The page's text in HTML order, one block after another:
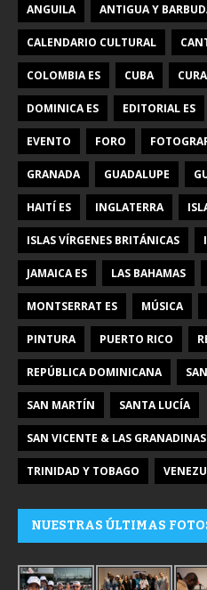
ANGUILA ANTIGUA Y
CALENDARIO CULTURAL
COLOMBIA ES CUBA
DOMINICA ES EDITORIAL ES
EVENTO FORO
GRANADA GUADALUPE
HAITÍ ES INGLATERRA
ISLAS VÍRGENES BRITÁNICAS
JAMAICA ES LAS BAHAMAS
MONTSERRAT ES MÚSICA
PINTURA PUERTO RICO
REPÚBLICA DOMINICANA
SAN MARTÍN SANTA LUCÍA
SAN VICENTE & LAS GRANADINAS
TRINIDAD Y TOBAGO
NUESTRAS ÚLTIMAS